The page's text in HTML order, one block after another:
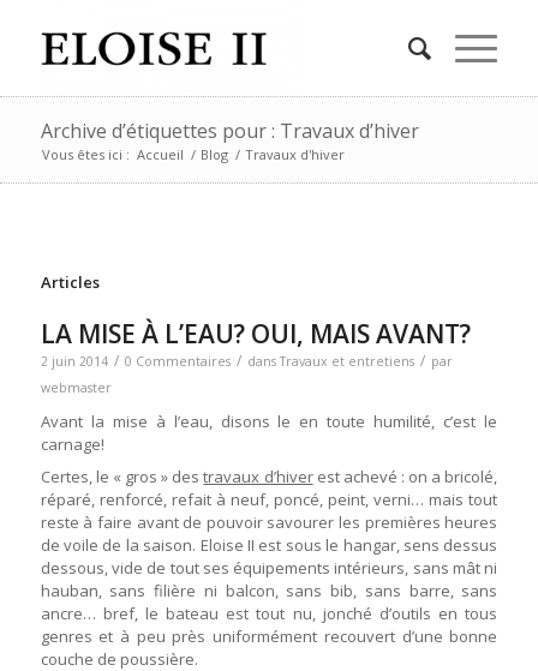
Archive d’étiquettes pour : Travaux d’hiver
Vous êtes ici : Accueil / Blog / Travaux d'hiver
Articles
LA MISE À L’EAU? OUI, MAIS AVANT?
2 juin 2014 / 0 Commentaires / dansTravaux et entretiens / par
webmaster
Avant la mise à l’eau, disons le en toute humilité, c’est le
carnage!
Certes, le « gros » destravaux d’hiverest achevé : on a bricolé,
réparé, renforcé, refait à neuf, poncé, peint, verni… mais tout
reste à faire avant de pouvoir savourer les premières heures
de voile de la saison. Eloise II est sous le hangar, sens dessus
dessous, vide de tout ses équipements intérieurs, sans mât ni
hauban, sans filière ni balcon, sans bib, sans barre, sans
ancre… bref, le bateau est tout nu, jonché d’outils en tous
genres et à peu près uniformément recouvert d’une bonne
couche de poussière.